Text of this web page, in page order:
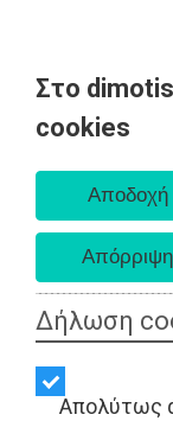
Στο
cookies
Δήλωση
Απολύτως